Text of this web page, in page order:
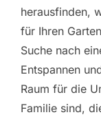
herausfinden,
für Ihren
Suche nach
Entspannen
Raum für die
Familie sind,